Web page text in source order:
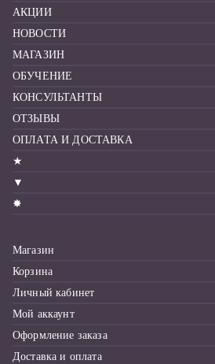
АКЦИИ
НОВОСТИ
МАГАЗИН
ОБУЧЕНИЕ
КОНСУЛЬТАНТЫ
ОТЗЫВЫ
ОПЛАТА И ДОСТАВКА
★
▼
✸
Магазин
Корзина
Личный кабинет
Мой аккаунт
Оформление заказа
Доставка и оплата